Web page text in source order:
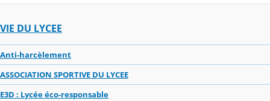
VIE DU LYCEE
Anti-harcèlement
ASSOCIATION SPORTIVE DU LYCEE
E3D : Lycée éco-responsable